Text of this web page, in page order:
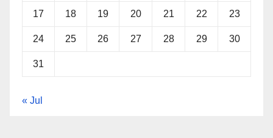
17 18 19 20 21 22 23
24 25 26 27 28 29 30
31
« Jul